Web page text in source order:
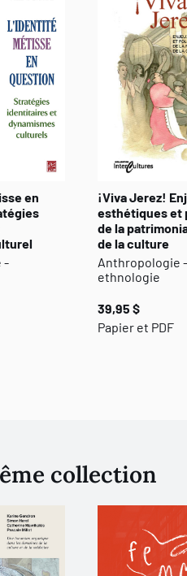
en
-
¡Viva Jerez!
esthétiques et
de la
de la culture
Anthropologie -
ethnologie
39,95 $
Papier et PDF
collection